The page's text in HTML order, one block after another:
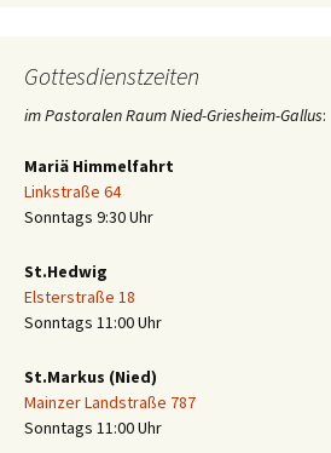
Gottesdienstzeiten
im Pastoralen Raum Nied-Griesheim-Gallus:
Mariä Himmelfahrt
Linkstraße 64
Sonntags 9:30 Uhr
St.Hedwig
Elsterstraße 18
Sonntags 11:00 Uhr
St.Markus (Nied)
Mainzer Landstraße 787
Sonntags 11:00 Uhr